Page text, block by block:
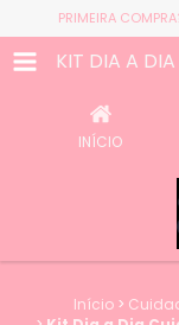
PRIMEIRA
INÍCIO
Início >